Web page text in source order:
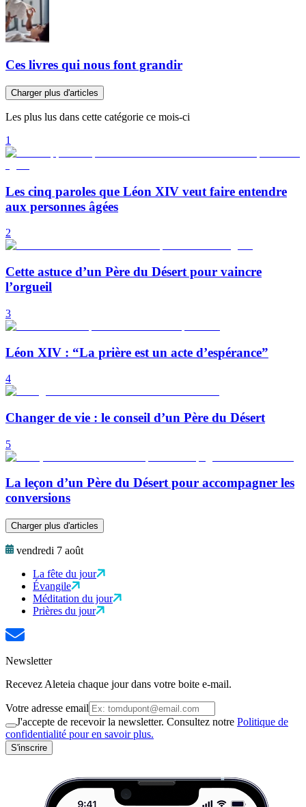
Ces livres qui nous font grandir
Charger plus d'articles
Les plus lus dans cette catégorie ce mois-ci
1
Les cinq paroles que Léon XIV veut faire entendre
aux personnes âgées
2
Cette astuce d’un Père du Désert pour vaincre
l’orgueil
3
Léon XIV : “La prière est un acte d’espérance”
4
Changer de vie : le conseil d’un Père du Désert
5
La leçon d’un Père du Désert pour accompagner les
conversions
Charger plus d'articles
vendredi 7 août
La fête du jour
Évangile
Méditation du jour
Prières du jour
Newsletter
Recevez Aleteia chaque jour dans votre boite e-mail.
Votre adresse email
J'accepte de recevoir la newsletter. Consultez notre Politique de
confidentialité pour en savoir plus.
S'inscrire